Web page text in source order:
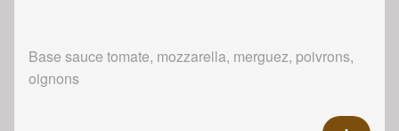
Base sauce tomate, mozzarella, merguez, poivrons,
oignons